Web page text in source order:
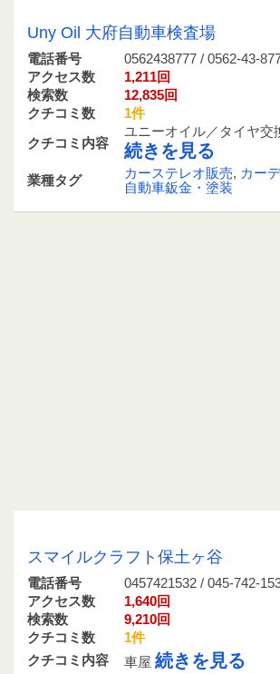
Uny Oil 大府自動車検査場
電話番号
0562438777 / 0562-43-
アクセス数
1,211回
検索数
12,835回
クチコミ数
1件
クチコミ内容
ユニーオイル／タイヤ交
続きを見る
業種タグ カーステレオ販売, カー
自動車鈑金・塗装
スマイルクラフト保土ヶ谷
電話番号
0457421532 / 045-742-
アクセス数
1,640回
検索数
9,210回
クチコミ数
1件
クチコミ内容
車屋 続きを見る